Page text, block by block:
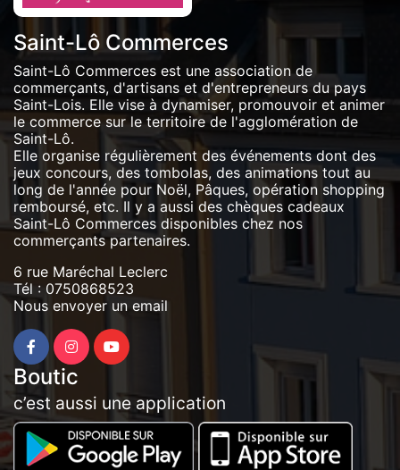
Saint-Lô Commerces
Saint-Lô Commerces est une association de
commerçants, d'artisans et d'entrepreneurs du pays
Saint-Lois. Elle vise à dynamiser, promouvoir et animer
le commerce sur le territoire de l'agglomération de
Saint-Lô.
Elle organise régulièrement des événements dont des
jeux concours, des tombolas, des animations tout au
long de l'année pour Noël, Pâques, opération shopping
remboursé, etc. Il y a aussi des chèques cadeaux
Saint-Lô Commerces disponibles chez nos
commerçants partenaires.
6 rue Maréchal Leclerc
Tél : 0750868523
Nous envoyer un email
Boutic
c’est aussi une application